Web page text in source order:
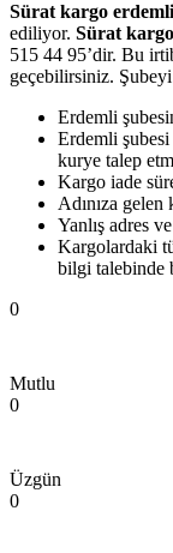
Sürat kargo erdemli
ediliyor. Sürat
515 44 95’dir. Bu
geçebilirsiniz.
Erdemli
Erdemli
kurye talep
Kargo iade
Adınıza gelen
Yanlış adres
Kargolardaki
bilgi talebinde
0
Mutlu
0
Üzgün
0